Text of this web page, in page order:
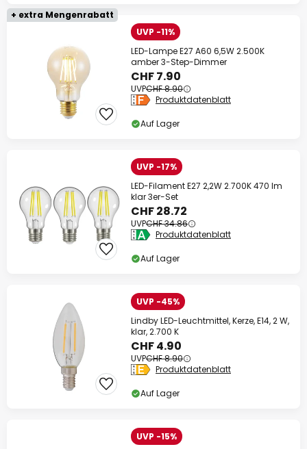
+ extra Mengenrabatt
UVP -11%
LED-Lampe E27 A60 6,5W 2.500K
amber 3-Step-Dimmer
CHF 7.90
UVPCHF 8.90
Produktdatenblatt
Auf Lager
UVP -17%
LED-Filament E27 2,2W 2.700K 470 lm
klar 3er-Set
CHF 28.72
UVPCHF 34.86
Produktdatenblatt
Auf Lager
UVP -45%
Lindby LED-Leuchtmittel, Kerze, E14, 2 W,
klar, 2.700 K
CHF 4.90
UVPCHF 8.90
Produktdatenblatt
Auf Lager
UVP -15%